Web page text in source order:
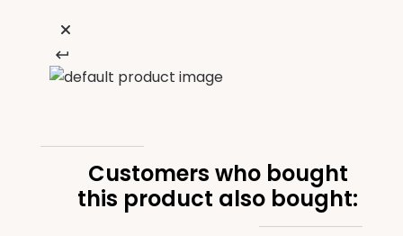
Customers who bought
this product also bought: